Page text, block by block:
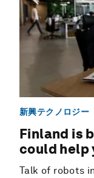
新興テクノロジー
Finland is
could help
Talk of robots